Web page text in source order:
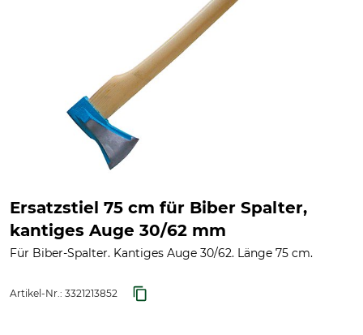
Ersatzstiel 75 cm für Biber Spalter,
kantiges Auge 30/62 mm
Für Biber-Spalter. Kantiges Auge 30/62. Länge 75 cm.
Artikel-Nr.: 3321213852